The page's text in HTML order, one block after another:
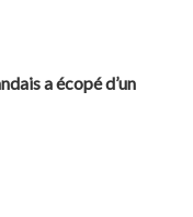
a écopé d’un